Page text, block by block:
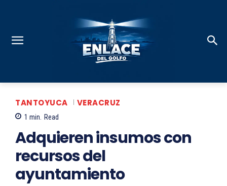
TANTOYUCA VERACRUZ
1 min. Read
Adquieren insumos con
recursos del
ayuntamiento